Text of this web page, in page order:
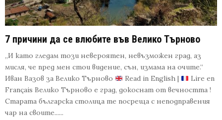
7 причини да се влюбите във Велико Търново
„И като гледам този невероятен, невъзможен град, аз
мисля, че пред мен стои видение, сън, измама на очите.“
Иван Вазов за Велико Търново
Read in English |
Lire en
Français Велико Търново е град, докоснат от вечността !
Старата българска столица те посреща с неподправения
чар на своите......